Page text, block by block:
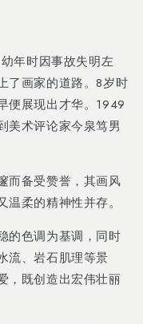
年时因事故失明左
了画家的道路。8岁时
便展现出才华。1949
美术评论家今泉笃男
而备受赞誉，其画风
柔的精神性并存。
的色调为基调，同时
流、岩石肌理等景
，既创造出宏伟壮丽